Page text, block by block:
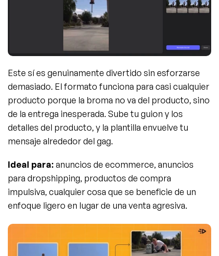
Este sí es genuinamente divertido sin esforzarse
demasiado. El formato funciona para casi cualquier
producto porque la broma no va del producto, sino
de la entrega inesperada. Sube tu guion y los
detalles del producto, y la plantilla envuelve tu
mensaje alrededor del gag.
Ideal para: anuncios de ecommerce, anuncios
para dropshipping, productos de compra
impulsiva, cualquier cosa que se beneficie de un
enfoque ligero en lugar de una venta agresiva.